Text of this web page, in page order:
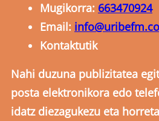
Mugikorra: 663470924
Email:
Kontaktutik
Nahi duzuna publizitatea
posta elektronikora edo
idatz diezagukezu eta